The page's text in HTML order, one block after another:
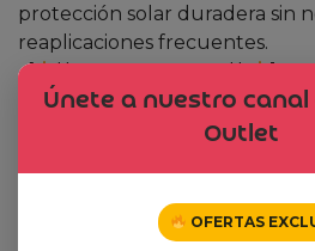
protección solar duradera sin
reaplicaciones frecuentes.
• [
**SPF 50+, PA++++**
] –
protección solar máxima
Related products
Únete a nuestro canal
Outlet
OFERTAS